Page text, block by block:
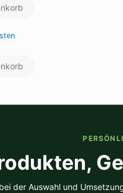
der Auswahl und